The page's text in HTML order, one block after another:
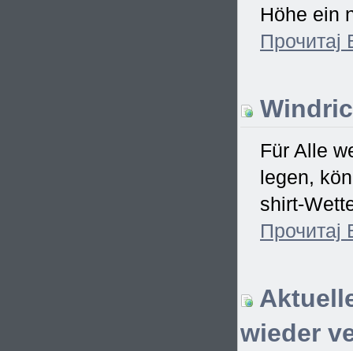
Höhe ein
Für Alle
legen,
shirt-
wieder